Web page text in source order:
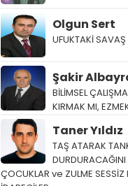
Olgun Sert
UFUKTAKİ SAVAŞ
Şakir
BİLİMSEL
KIRMAK MI,
Taner Yıldız
TAŞ ATARAK
DURDURACAĞINI
ÇOCUKLAR ve ZULME SESSİZ